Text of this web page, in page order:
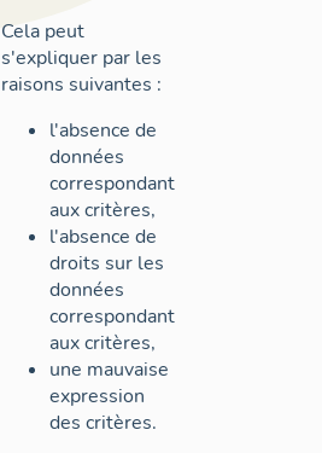
Cela peut
s'expliquer par les
raisons suivantes :
l'absence de
données
correspondant
aux critères,
l'absence de
droits sur les
données
correspondant
aux critères,
une mauvaise
expression
des critères.